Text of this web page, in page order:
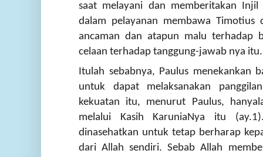
saat melayani dan memberitakan Injil
dalam pelayanan membawa
ancaman dan atapun malu terhadap
celaan terhadap tanggung-jawab nya itu.
Itulah sebabnya, Paulus menekankan
untuk dapat melaksanakan
kekuatan itu, menurut Paulus,
melalui Kasih KaruniaNya itu
dinasehatkan untuk tetap berharap
dari Allah sendiri. Sebab Allah